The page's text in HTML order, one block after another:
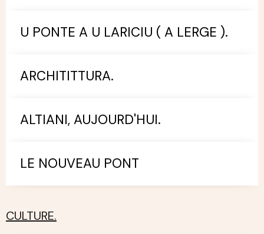
U PONTE A U LARICIU ( A LERGE ).
ARCHITITTURA.
ALTIANI, AUJOURD'HUI.
LE NOUVEAU PONT
CULTURE.